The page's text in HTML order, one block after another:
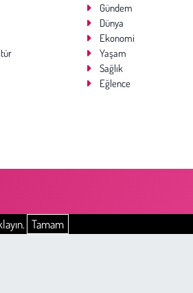
Gündem
Dünya
Ekonomi
Yaşam
Sağlık
Eğlence
Tamam